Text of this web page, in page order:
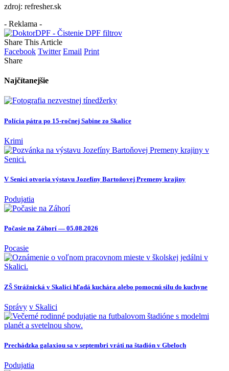
zdroj: refresher.sk
- Reklama -
Share This Article
Facebook Twitter Email Print
Share
Najčítanejšie
Polícia pátra po 15-ročnej Sabine zo Skalice
Krimi
V Senici otvoria výstavu Jozefíny Bartoňovej Premeny krajiny
Podujatia
Počasie na Záhorí — 05.08.2026
Pocasie
ZŠ Strážnická v Skalici hľadá kuchára alebo pomocnú silu do kuchyne
Správy v Skalici
Prechádzka galaxiou sa v septembri vráti na štadión v Gbeloch
Podujatia